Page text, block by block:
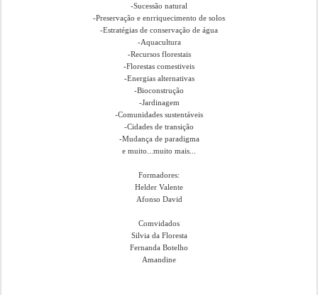
-Sucessão natural
-Preservação e enrriquecimento de solos
-Estratégias de conservação de água
-Aquacultura
-Recursos florestais
-Florestas comestiveis
-Energias alternativas
-Bioconstrução
-Jardinagem
-Comunidades sustentáveis
-Cidades de transição
-Mudança de paradigma
e muito...muito mais...
Formadores:
Helder Valente
Afonso David
Comvidados
Silvia da Floresta
Fernanda Botelho
Amandine